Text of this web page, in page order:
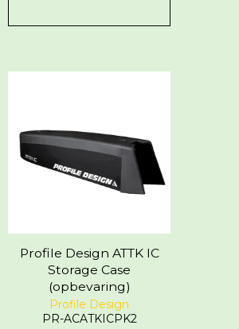
Profile Design ATTK IC
Storage Case
(opbevaring)
Profile Design
PR-ACATKICPK2